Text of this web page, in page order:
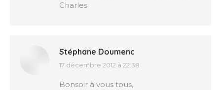
Charles
Stéphane Doumenc
dit
17 décembre 2012 à 22:38
Bonsoir à vous tous,